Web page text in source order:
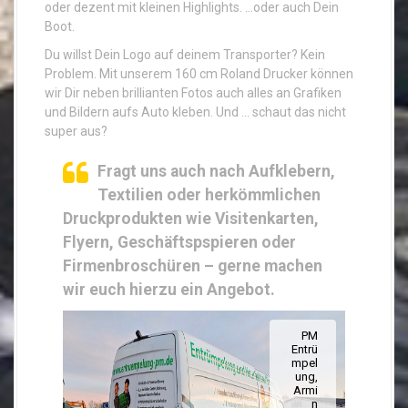
oder dezent mit kleinen Highlights. …oder auch Dein
Boot.
Du willst Dein Logo auf deinem Transporter? Kein
Problem. Mit unserem 160 cm Roland Drucker können
wir Dir neben brillianten Fotos auch alles an Grafiken
und Bildern aufs Auto kleben. Und … schaut das nicht
super aus?
Fragt uns auch nach Aufklebern,
Textilien oder herkömmlichen
Druckprodukten wie Visitenkarten,
Flyern, Geschäftspspieren oder
Firmenbroschüren – gerne machen
wir euch hierzu ein Angebot.
PM
Entrü
mpel
ung,
Armi
n